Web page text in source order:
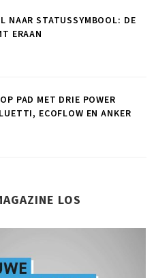
NAAR STATUSSYMBOOL: DE
ERAAN
PAD MET DRIE POWER
ECOFLOW EN ANKER
LOS